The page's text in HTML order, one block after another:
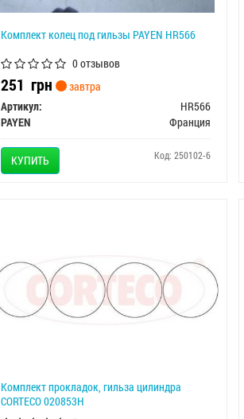
Комплект колец под гильзы PAYEN HR566
0 отзывов
251грн
завтра
Артикул:
HR566
PAYEN
Франция
КУПИТЬ Код: 250102-6
Комплект прокладок, гильза цилиндра
CORTECO 020853H